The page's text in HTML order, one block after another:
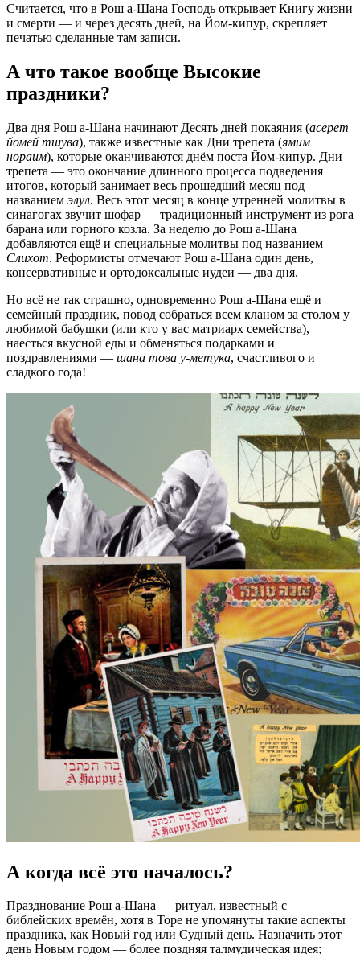
Считается, что в Рош а-Шана Господь открывает Книгу жизни
и смерти — и через десять дней, на Йом-кипур, скрепляет
печатью сделанные там записи.
А что такое вообще Высокие
праздники?
Два дня Рош а-Шана начинают Десять дней покаяния (асерет
йомей тшува), также известные как Дни трепета (ямим
нораим), которые оканчиваются днём поста Йом-кипур. Дни
трепета — это окончание длинного процесса подведения
итогов, который занимает весь прошедший месяц под
названием элул. Весь этот месяц в конце утренней молитвы в
синагогах звучит шофар — традиционный инструмент из рога
барана или горного козла. За неделю до Рош а-Шана
добавляются ещё и специальные молитвы под названием
Слихот. Реформисты отмечают Рош а-Шана один день,
консервативные и ортодоксальные иудеи — два дня.
Но всё не так страшно, одновременно Рош а-Шана ещё и
семейный праздник, повод собраться всем кланом за столом у
любимой бабушки (или кто у вас матриарх семейства),
наесться вкусной еды и обменяться подарками и
поздравлениями — шана това у-метука, счастливого и
сладкого года!
А когда всё это началось?
Празднование Рош а-Шана — ритуал, известный с
библейских времён, хотя в Торе не упомянуты такие аспекты
праздника, как Новый год или Судный день. Назначить этот
день Новым годом — более поздняя талмудическая идея;